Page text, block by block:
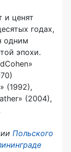
и ценят
годах,
одним
эпохи.
(1992),
(2004),
Польского